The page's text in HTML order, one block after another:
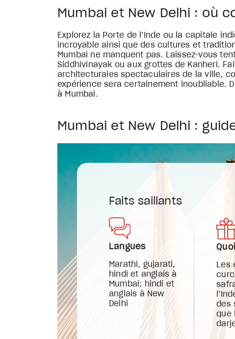
Mumbai et New Delhi : où
Explorez la Porte de l’Inde ou la capitale
incroyable ainsi que des cultures et
Mumbai ne manquent pas. Laissez-vous
Siddhivinayak ou aux grottes de Kanheri.
architecturales spectaculaires de la ville,
expérience sera certainement inoubliable.
à Mumbai.
Mumbai et New Delhi :
Faits saillants
Langues
Marathi, gujarati,
hindi et anglais à
Mumbai; hindi et
anglais à New
Delhi
des
que